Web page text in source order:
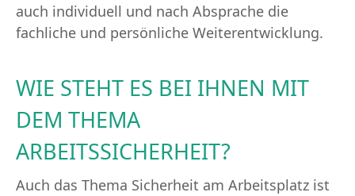
auch individuell und nach Absprache die
fachliche und persönliche Weiterentwicklung.
WIE STEHT ES BEI IHNEN MIT
DEM THEMA
ARBEITSSICHERHEIT?
Auch das Thema Sicherheit am Arbeitsplatz ist